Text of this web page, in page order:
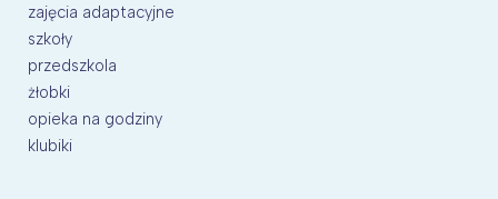
zajęcia adaptacyjne
szkoły
przedszkola
żłobki
opieka na godziny
klubiki